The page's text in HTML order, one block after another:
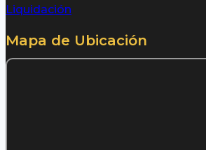
Liquidación
Mapa de Ubicación